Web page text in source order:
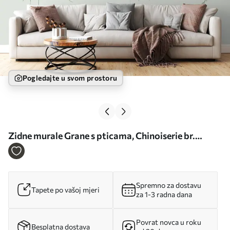
Pogledajte u svom prostoru
Zidne murale Grane s pticama, Chinoiserie br.
u94493
Tapete po vašoj mjeri
Spremno za dostavu
za 1-3 radna dana
Besplatna dostava
Povrat novca u roku